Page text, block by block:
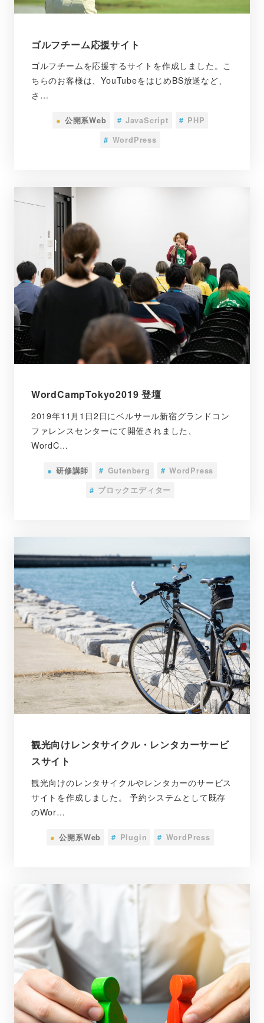
ゴルフチーム応援サイト
ゴルフチームを応援するサイトを作成しました。こ
ちらのお客様は、YouTubeをはじめBS放送など、
さ…
● 公開系Web # JavaScript # PHP
# WordPress
WordCampTokyo2019 登壇
2019年11月1日2日にベルサール新宿グランドコン
ファレンスセンターにて開催されました、
WordC…
● 研修講師 # Gutenberg # WordPress
# ブロックエディター
観光向けレンタサイクル・レンタカーサービ
スサイト
観光向けのレンタサイクルやレンタカーのサービス
サイトを作成しました。 予約システムとして既存
のWor…
● 公開系Web # Plugin # WordPress